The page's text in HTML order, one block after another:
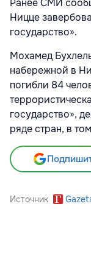
Ранее СМИ
Ницце
государство».
Мохамед
набережной в
погибли 84
государство»,
ряде стран, в
Источник